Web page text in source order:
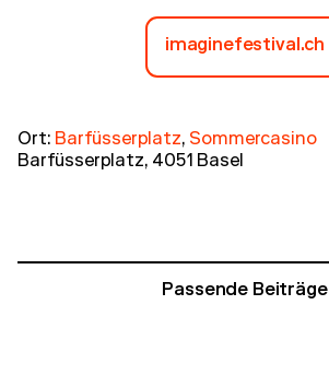
imaginefestival.ch
Ort: Barfüsserplatz, Sommercasino
Barfüsserplatz, 4051 Basel
Passende Beiträge